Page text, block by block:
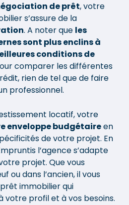
de prêt, votre
s’assure de la
. A noter que les
sont plus enclins à
conditions de
comparer les différentes
rien de tel que de faire
professionnel.
locatif, votre
enveloppe budgétaireen
de votre projet. En
l’agence s’adapte
projet. Que vous
ou dans l’ancien, il vous
immobilier qui
votre profil et à vos besoins.